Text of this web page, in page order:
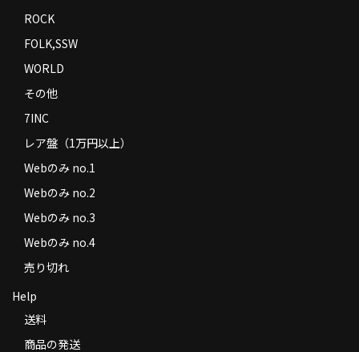
ROCK
FOLK,SSW
WORLD
その他
7INC
レア盤（1万円以上）
Webのみ no.1
Webのみ no.2
Webのみ no.3
Webのみ no.4
売り切れ
Help
送料
商品の発送